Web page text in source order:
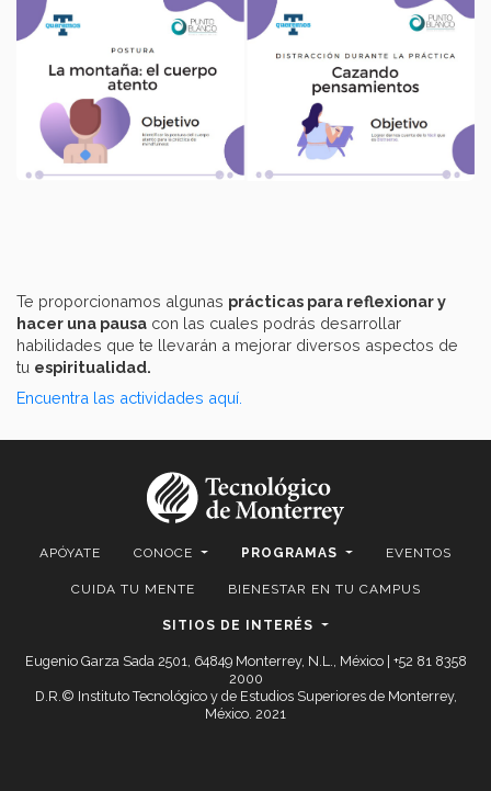
Te proporcionamos algunas prácticas para reflexionar y
hacer una pausa con las cuales podrás desarrollar
habilidades que te llevarán a mejorar diversos aspectos de
tu espiritualidad.
Encuentra las actividades aquí.
APÓYATE CONOCE PROGRAMAS EVENTOS
CUIDA TU MENTE BIENESTAR EN TU CAMPUS
SITIOS DE INTERÉS
Eugenio Garza Sada 2501, 64849 Monterrey, N.L., México | +52 81 8358
2000
D.R.© Instituto Tecnológico y de Estudios Superiores de Monterrey,
México. 2021